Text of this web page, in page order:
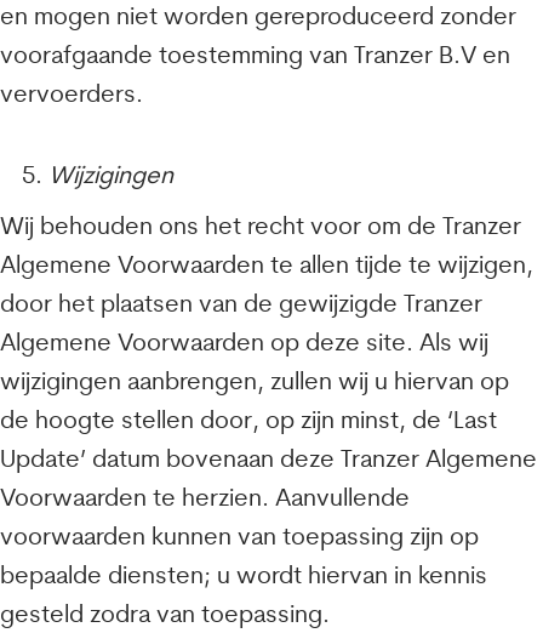
en mogen niet worden gereproduceerd zonder
voorafgaande toestemming van Tranzer B.V en
vervoerders.
Wijzigingen
Wij behouden ons het recht voor om de Tranzer
Algemene Voorwaarden te allen tijde te wijzigen,
door het plaatsen van de gewijzigde Tranzer
Algemene Voorwaarden op deze site. Als wij
wijzigingen aanbrengen, zullen wij u hiervan op
de hoogte stellen door, op zijn minst, de ‘Last
Update’ datum bovenaan deze Tranzer Algemene
Voorwaarden te herzien. Aanvullende
voorwaarden kunnen van toepassing zijn op
bepaalde diensten; u wordt hiervan in kennis
gesteld zodra van toepassing.